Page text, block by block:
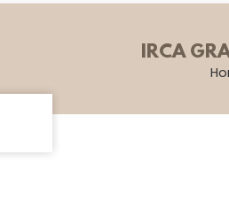
IRCA